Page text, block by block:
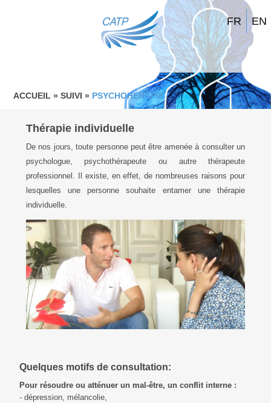
EN
FR
ACCUEIL » SUIVI» PSYCHOHÉRAPIE
Thérapie individuelle
De nos jours, toute personne peut être amenée à consulter un
psychologue, psychothérapeute ou autre thérapeute
professionnel. Il existe, en effet, de nombreuses raisons pour
lesquelles une personne souhaite entamer une thérapie
individuelle.
Quelques motifs de consultation:
Pour résoudre ou atténuer un mal-être, un conflit interne :
- dépression, mélancolie,